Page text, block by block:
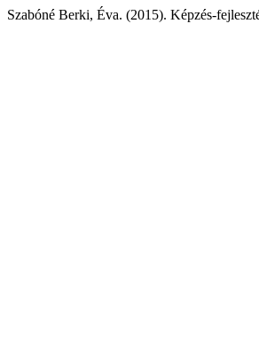
Szabóné Berki, Éva. (2015). Képzés-